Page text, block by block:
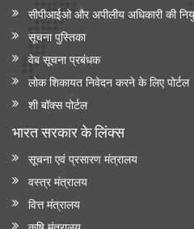
सीपीआईओ और अपी‍लीय अधिकारी की
सूचना पुस्तिका
वेब सूचना प्रबंधक
लोक शिकायत निवेदन करने के लिए पोर्टल
शी बॉक्स पोर्टल
भारत सरकार के लिंक्‍स
सूचना एवं प्रसारण मंत्रालय
वस्त्र मंत्रालय
वित्त मंत्रालय